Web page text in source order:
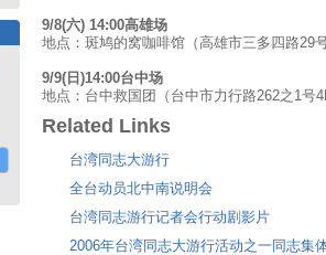
9/8(六) 14:00高雄场
地点：斑鸠的窝咖啡馆（高雄市三多四路29
9/9(日)14:00台中场
地点：台中救国团（台中市力行路262之1号
Related Links
台湾同志大游行
全台动员北中南说明会
台湾同志游行记者会行动剧影片
2006年台湾同志大游行活动之一同志集